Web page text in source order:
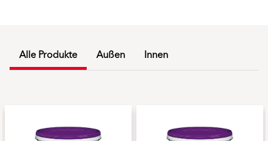
Alle Produkte Außen Innen